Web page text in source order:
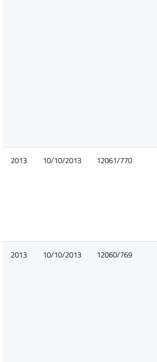
2013 10/10/2013 12061/770
2013 10/10/2013 12060/769